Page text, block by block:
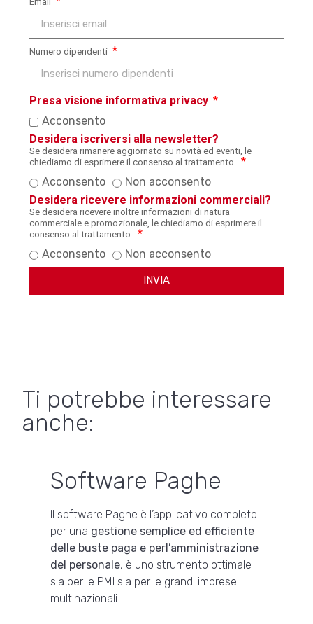
Numero dipendenti
Presa visione informativa privacy
Acconsento
Desidera iscriversi alla newsletter?
Se desidera rimanere aggiornato su novità ed eventi, le
chiediamo di esprimere il consenso al trattamento.
Acconsento
Non acconsento
Desidera ricevere informazioni commerciali?
Se desidera ricevere inoltre informazioni di natura
commerciale e promozionale, le chiediamo di esprimere il
consenso al trattamento.
Acconsento Non acconsento
INVIA
Ti potrebbe interessare
anche:
Software Paghe
Il software Paghe è l’applicativo completo
per una gestione semplice ed efficiente
delle buste paga e perl’amministrazione
del personale, è uno strumento ottimale
sia per le PMI sia per le grandi imprese
multinazionali.